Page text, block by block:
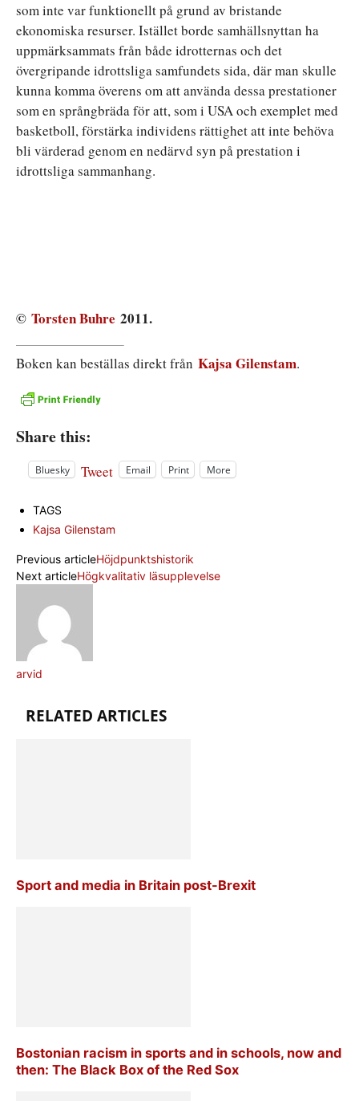
som inte var funktionellt på grund av bristande
ekonomiska resurser. Istället borde samhällsnyttan ha
uppmärksammats från både idrotternas och det
övergripande idrottsliga samfundets sida, där man skulle
kunna komma överens om att använda dessa prestationer
som en språngbräda för att, som i USA och exemplet med
basketboll, förstärka individens rättighet att inte behöva
bli värderad genom en nedärvd syn på prestation i
idrottsliga sammanhang.
© Torsten Buhre 2011.
Boken kan beställas direkt från Kajsa Gilenstam.
Share this:
Bluesky Tweet Email Print More
TAGS
Kajsa Gilenstam
Previous articleHöjdpunktshistorik
Next articleHögkvalitativ läsupplevelse
arvid
RELATED ARTICLES
Sport and media in Britain post-Brexit
Bostonian racism in sports and in schools, now and
then: The Black Box of the Red Sox